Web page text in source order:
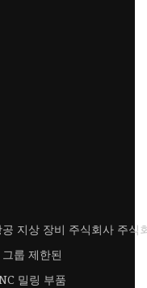
지상 장비 주식회사 주식
룹 제한된
밀링 부품